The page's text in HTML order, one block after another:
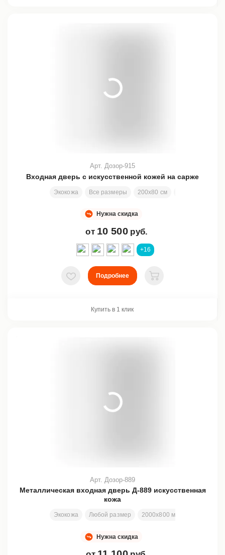
Входная дверь с искусственной кожей на сарже
Экокожа Все размеры 200х80 см
Арт. Дозор-915
Нужна скидка
от 10 500 руб.
+16
В избранное
Подробнее
В корзину
Купить в 1 клик
Металлическая входная дверь Д-889 искусственная
кожа
Экокожа Любой размер 2000х800 мм
Арт. Дозор-889
Нужна скидка